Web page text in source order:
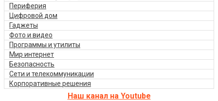
Периферия
Цифровой дом
Гаджеты
Фото и видео
Программы и утилиты
Мир интернет
Безопасность
Сети и телекоммуникации
Корпоративные решения
Наш канал на Youtube